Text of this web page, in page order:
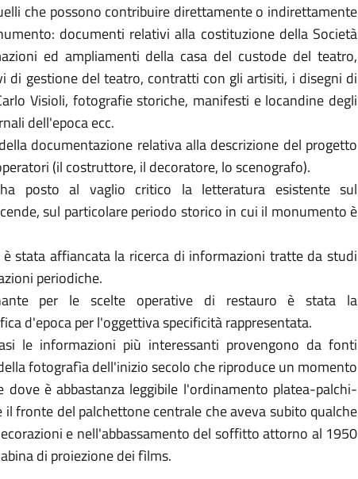
che possono contribuire direttamente o indirettamente
documenti relativi alla costituzione della Società
ed ampliamenti della casa del custode del teatro,
di gestione del teatro, contratti con gli artisiti, i disegni di
Visioli, fotografie storiche, manifesti e locandine degli
dell'epoca ecc.
documentazione relativa alla descrizione del progetto
(il costruttore, il decoratore, lo scenografo).
posto al vaglio critico la letteratura esistente sul
sul particolare periodo storico in cui il monumento è
è stata affiancata la ricerca di informazioni tratte da studi
periodiche.
per le scelte operative di restauro è stata la
d'epoca per l'oggettiva specificità rappresentata.
le informazioni più interessanti provengono da fonti
fotografìa dell'inizio secolo che riproduce un momento
è abbastanza leggibile l'ordinamento platea-palchi-
fronte del palchettone centrale che aveva subito qualche
e nell'abbassamento del soffitto attorno al 1950
di proiezione dei fìlms.